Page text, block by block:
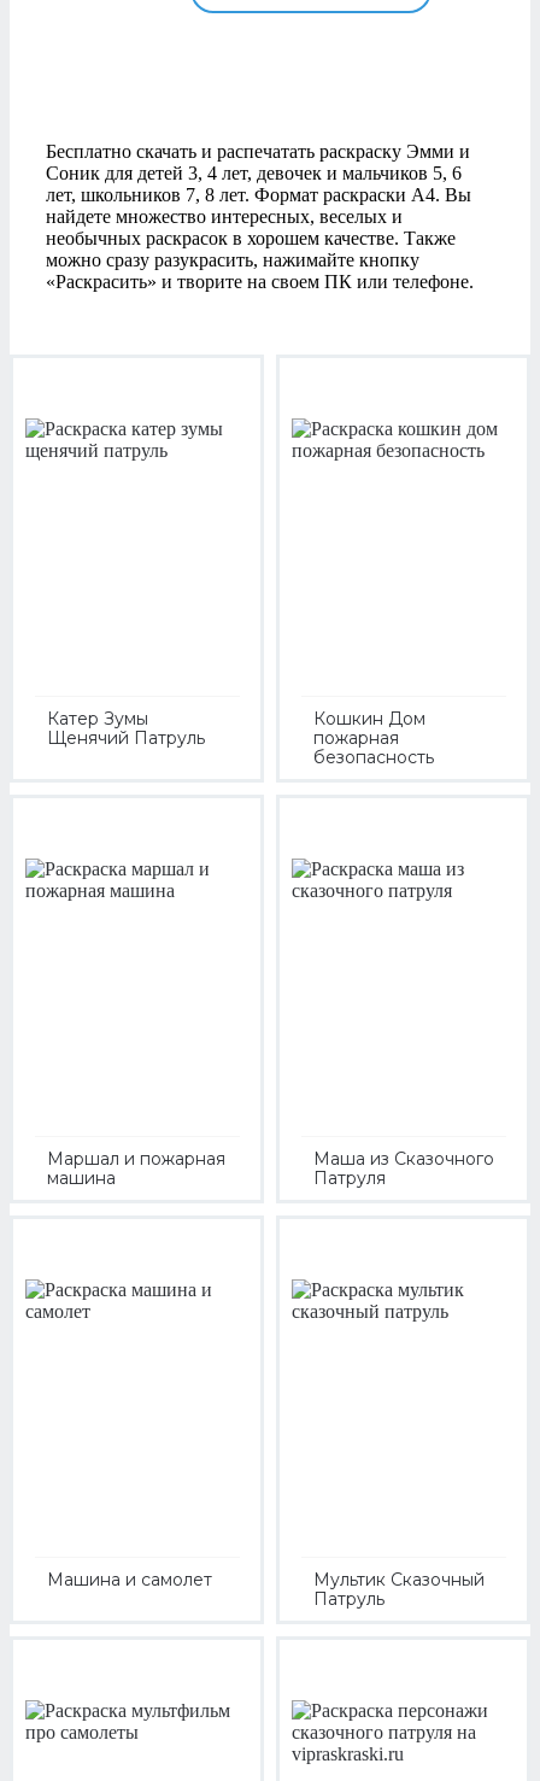
Бесплатно скачать и распечатать раскраску Эмми и
Соник для детей 3, 4 лет, девочек и мальчиков 5, 6
лет, школьников 7, 8 лет. Формат раскраски А4. Вы
найдете множество интересных, веселых и
необычных раскрасок в хорошем качестве. Также
можно сразу разукрасить, нажимайте кнопку
«Раскрасить» и творите на своем ПК или телефоне.
Катер Зумы
Щенячий Патруль
Кошкин Дом
пожарная
безопасность
Маршал и пожарная
машина
Маша из Сказочного
Патруля
Машина и самолет
Мультик Сказочный
Патруль